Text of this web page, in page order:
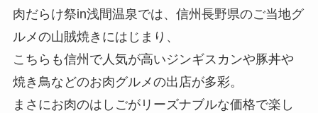
肉だらけ祭in浅間温泉では、信州長野県のご当地グ
ルメの山賊焼きにはじまり、
こちらも信州で人気が高いジンギスカンや豚丼や
焼き鳥などのお肉グルメの出店が多彩。
まさにお肉のはしごがリーズナブルな価格で楽し